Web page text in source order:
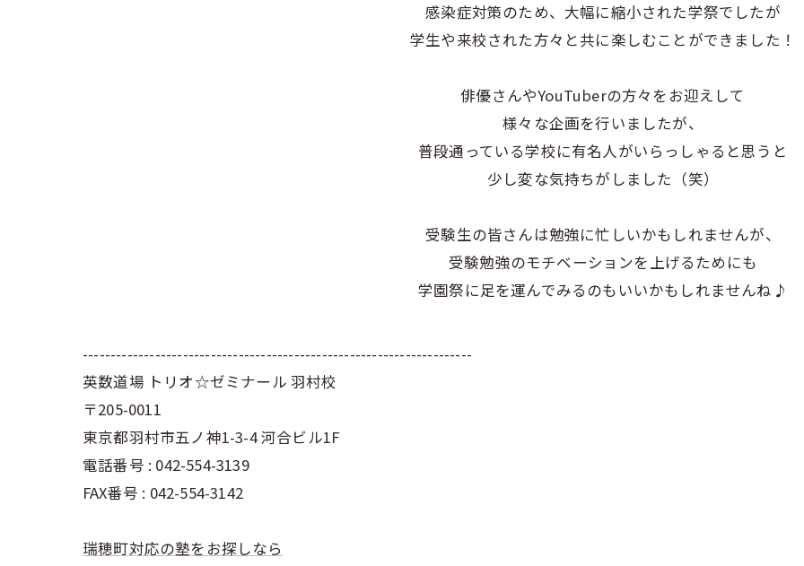
感染症対策のため、大幅に縮小された学祭でしたが
学生や来校された方々と共に楽しむことができました！
俳優さんやYouTuberの方々をお迎えして
様々な企画を行いましたが、
普段通っている学校に有名人がいらっしゃると思うと
少し変な気持ちがしました（笑）
受験生の皆さんは勉強に忙しいかもしれませんが、
受験勉強のモチベーションを上げるためにも
学園祭に足を運んでみるのもいいかもしれませんね♪
----------------------------------------------------------------------
英数道場 トリオ☆ゼミナール 羽村校
〒205-0011
東京都羽村市五ノ神1-3-4 河合ビル1F
電話番号 : 042-554-3139
FAX番号 : 042-554-3142
瑞穂町対応の塾をお探しなら